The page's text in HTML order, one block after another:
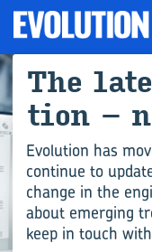
COMPETENZA
The
tion –
Evolution has
continue to
change in the
about emerging
keep in touch